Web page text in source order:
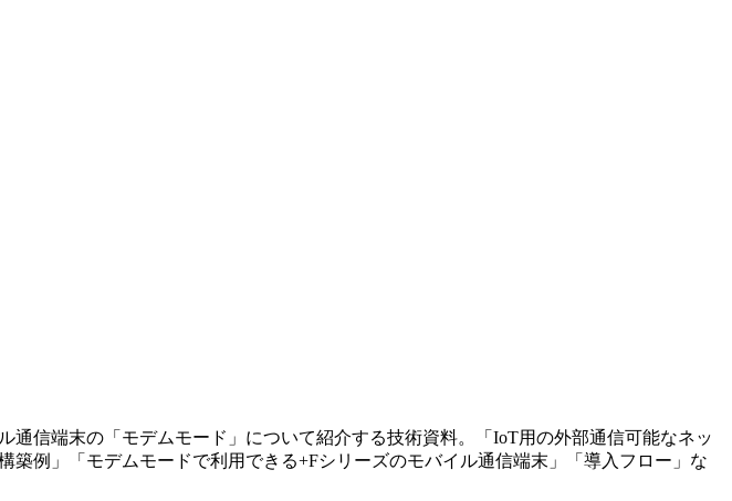
信端末の「モデムモード」について紹介する技術資料。「IoT用の外部通信可能なネッ
例」「モデムモードで利用できる+Fシリーズのモバイル通信端末」「導入フロー」な